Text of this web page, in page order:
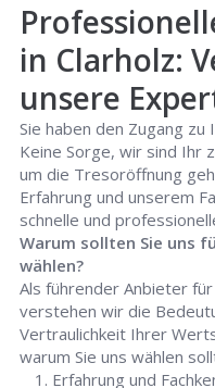
in Clarholz:
unsere
Sie haben den Zugang
Keine Sorge, wir sind Ihr
um die Tresoröffnung
Erfahrung und unserem
schnelle und
Warum sollten Sie uns
wählen?
Als führender Anbieter
verstehen wir die
Vertraulichkeit Ihrer
warum Sie uns wählen
Erfahrung und